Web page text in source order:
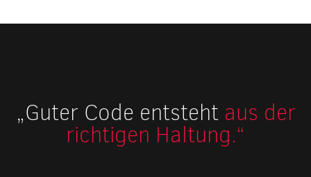
„Guter Code entsteht aus der
richtigen Haltung.“